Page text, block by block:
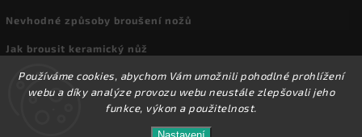
Používáme cookies, abychom Vám umožnili pohodlné prohlížení
webu a díky analýze provozu webu neustále zlepšovali jeho
funkce, výkon a použitelnost.
Nevhodné způsoby broušení nožů
Jak brousit keramický nůž
Archiv